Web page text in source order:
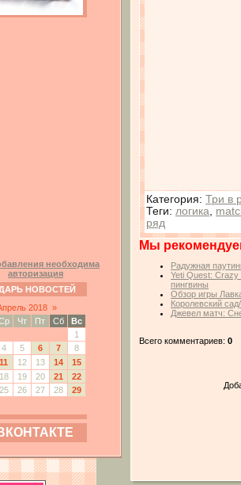
необходима
авторизация
НОВОСТЕЙ
2018 »
Чт Пт Сб
Вс
1
4 5 6 7
8
11 12 13 14
15
18 19 20 21
22
25 26 27 28
29
Категория: Три в
Теги: логика
ряд
Мы
Радужная
Yeti Quest:
пингвины
Обзор игры
Королевский
Джевел матч:
Всего комментариев: 0